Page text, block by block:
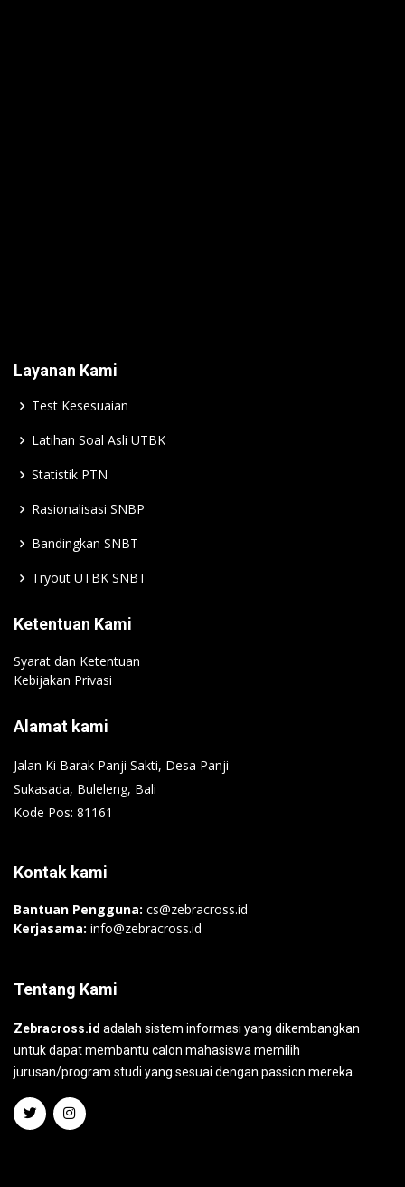
Layanan Kami
Test Kesesuaian
Latihan Soal Asli UTBK
Statistik PTN
Rasionalisasi SNBP
Bandingkan SNBT
Tryout UTBK SNBT
Ketentuan Kami
Syarat dan Ketentuan
Kebijakan Privasi
Alamat kami
Jalan Ki Barak Panji Sakti, Desa Panji
Sukasada, Buleleng, Bali
Kode Pos: 81161
Kontak kami
Bantuan Pengguna: cs@zebracross.id
Kerjasama: info@zebracross.id
Tentang Kami
Zebracross.id adalah sistem informasi yang dikembangkan
untuk dapat membantu calon mahasiswa memilih
jurusan/program studi yang sesuai dengan passion mereka.